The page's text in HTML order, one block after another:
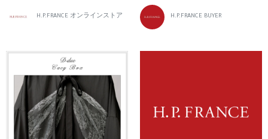
H.P.FRANCE オンラインストア H.P.FRANCE BUYER